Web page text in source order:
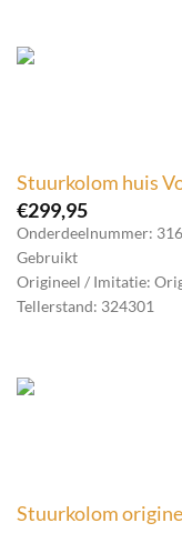
Stuurkolom huis
€299,95
Onderdeelnummer:
Gebruikt
Origineel / Imitatie:
Tellerstand: 324301
Stuurkolom